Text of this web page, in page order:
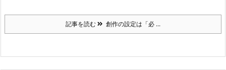
記事を読む 創作の設定は「必 ...